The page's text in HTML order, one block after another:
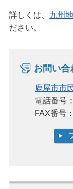
詳しくは、 九州
ださい。
お問い合
鹿屋市市
電話番号
FAX番号